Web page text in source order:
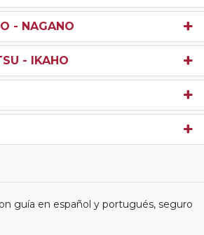
- NAGANO
- IKAHO
guía en español y portugués, seguro